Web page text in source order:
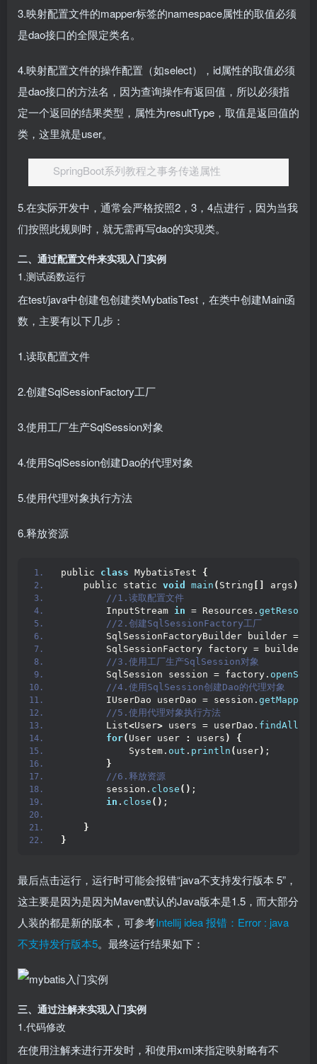
3.映射配置文件的mapper标签的namespace属性的取值必须
是dao接口的全限定类名。
4.映射配置文件的操作配置（如select），id属性的取值必须
是dao接口的方法名，因为查询操作有返回值，所以必须指
定一个返回的结果类型，属性为resultType，取值是返回值的
类，这里就是user。
SpringBoot系列教程之事务传递属性
5.在实际开发中，通常会严格按照2，3，4点进行，因为当我
们按照此规则时，就无需再写dao的实现类。
二、通过配置文件来实现入门实例
1.测试函数运行
在test/java中创建包创建类MybatisTest，在类中创建Main函
数，主要有以下几步：
1.读取配置文件
2.创建SqlSessionFactory工厂
3.使用工厂生产SqlSession对象
4.使用SqlSession创建Dao的代理对象
5.使用代理对象执行方法
6.释放资源
public class MybatisTest {
    public static
void main ( String args )
//1.读取配置文件
        InputStream
in = Resources.
//2.创建SqlSessionFactory工厂
        SqlSessionFactoryBuilder builder =
        SqlSessionFactory factory = builder.
//3.使用工厂生产SqlSession对象
        SqlSession session = factory.
//4.使用SqlSession创建Dao的代理对象
        IUserDao userDao = session.
getMapper
//5.使用代理对象执行方法
        List
<User> users = userDao. findAll
for( User user : users )
{
            System.
out . println ( user) ;
}
//6.释放资源
        session.
close () ;
in . close () ;
}
}
最后点击运行，运行时可能会报错“java不支持发行版本 5”，
这主要是因为是因为Maven默认的Java版本是1.5，而大部分
人装的都是新的版本，可参考Intellij idea 报错：Error : java
不支持发行版本5。最终运行结果如下：
三、通过注解来实现入门实例
1.代码修改
在使用注解来进行开发时，和使用xml来指定映射略有不